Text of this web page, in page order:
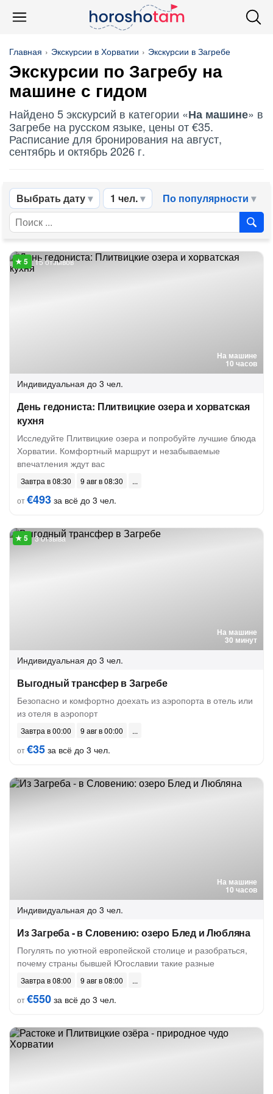
Главная Экскурсии в Хорватии Экскурсии в Загребе
Экскурсии по Загребу на
машине с гидом
Найдено 5 экскурсий в категории «На машине» в
Загребе на русском языке, цены от €35.
Расписание для бронирования на август,
сентябрь и октябрь 2026 г.
Выбрать дату 1 чел. По популярности
На машине
10 часов
15 отзывов
Индивидуальная до 3 чел.
День гедониста: Плитвицкие озера и хорватская
кухня
Исследуйте Плитвицкие озера и попробуйте лучшие блюда
Хорватии. Комфортный маршрут и незабываемые
впечатления ждут вас
Завтра в 08:30
9 авг в 08:30
от€493 за всё до 3 чел.
На машине
30 минут
3 отзыва
Индивидуальная до 3 чел.
Выгодный трансфер в Загребе
Безопасно и комфортно доехать из аэропорта в отель или
из отеля в аэропорт
Завтра в 00:00
9 авг в 00:00
от€35 за всё до 3 чел.
На машине
10 часов
Индивидуальная до 3 чел.
Из Загреба - в Словению: озеро Блед и Любляна
Погулять по уютной европейской столице и разобраться,
почему страны бывшей Югославии такие разные
Завтра в 08:00
9 авг в 08:00
от€550 за всё до 3 чел.